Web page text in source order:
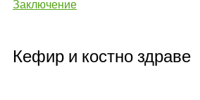
Заключение
Кефир и костно здраве